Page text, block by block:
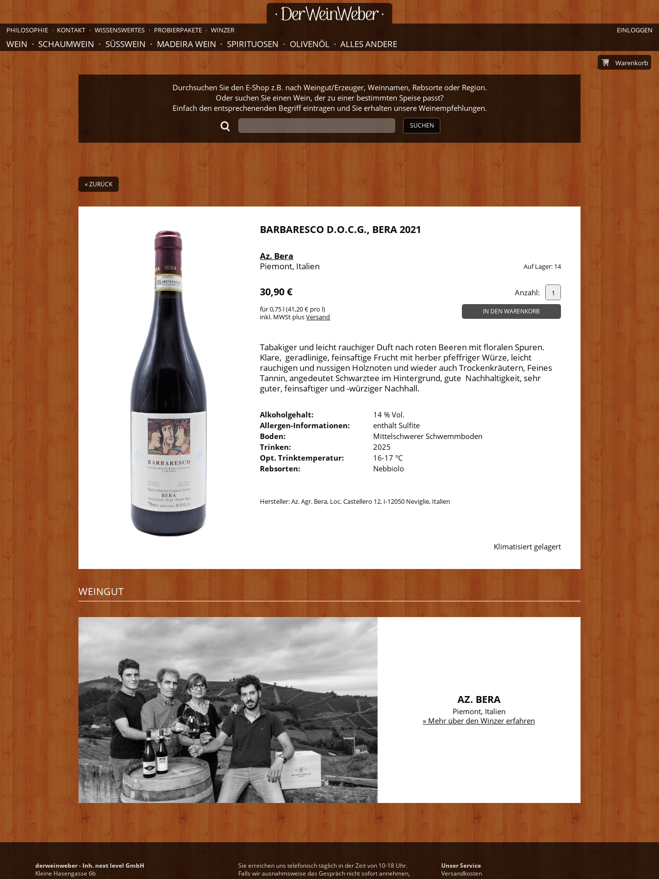
EINLOGGEN
PHILOSOPHIE KONTAKT WISSENSWERTES PROBIERPAKETE WINZER
WEIN SCHAUMWEIN SÜSSWEIN MADEIRA WEIN SPIRITUOSEN OLIVENÖL ALLES ANDERE
Durchsuchen Sie den E-Shop z.B. nach Weingut/Erzeuger, Weinnamen, Rebsorte oder Region.
Oder suchen Sie einen Wein, der zu einer bestimmten Speise passt?
Einfach den entsprechenenden Begriff eintragen und Sie erhalten unsere Weinempfehlungen.
SUCHEN
Warenkorb
« ZURÜCK
BARBARESCO D.O.C.G., BERA 2021
Az. Bera
Piemont, Italien
30,90 €
für 0,75 l (41,20 € pro l)
inkl. MWSt plusVersand
Auf Lager: 14
Anzahl:
IN DEN WARENKORB
Tabakiger und leicht rauchiger Duft nach roten Beeren mit floralen Spuren.
Klare, geradlinige, feinsaftige Frucht mit herber pfeffriger Würze, leicht
rauchigen und nussigen Holznoten und wieder auch Trockenkräutern, Feines
Tannin, angedeutet Schwarztee im Hintergrund, gute Nachhaltigkeit, sehr
guter, feinsaftiger und -würziger Nachhall.
Alkoholgehalt:
14 % Vol.
Allergen-Informationen:
enthält Sulfite
Boden:
Mittelschwerer Schwemmboden
Trinken:
2025
Opt. Trinktemperatur:
16-17 °C
Rebsorten:
Nebbiolo
Hersteller: Az. Agr. Bera, Loc. Castellero 12, I-12050 Neviglie, Italien
Klimatisiert gelagert
WEINGUT
AZ. BERA
Piemont, Italien
» Mehr über den Winzer erfahren
derweinweber - Inh. next level GmbH
Kleine Hasengasse 6b
Sie erreichen uns telefonisch täglich in der Zeit von 10-18 Uhr.
Falls wir ausnahmsweise das Gespräch nicht sofort annehmen,
Unser Service
Versandkosten